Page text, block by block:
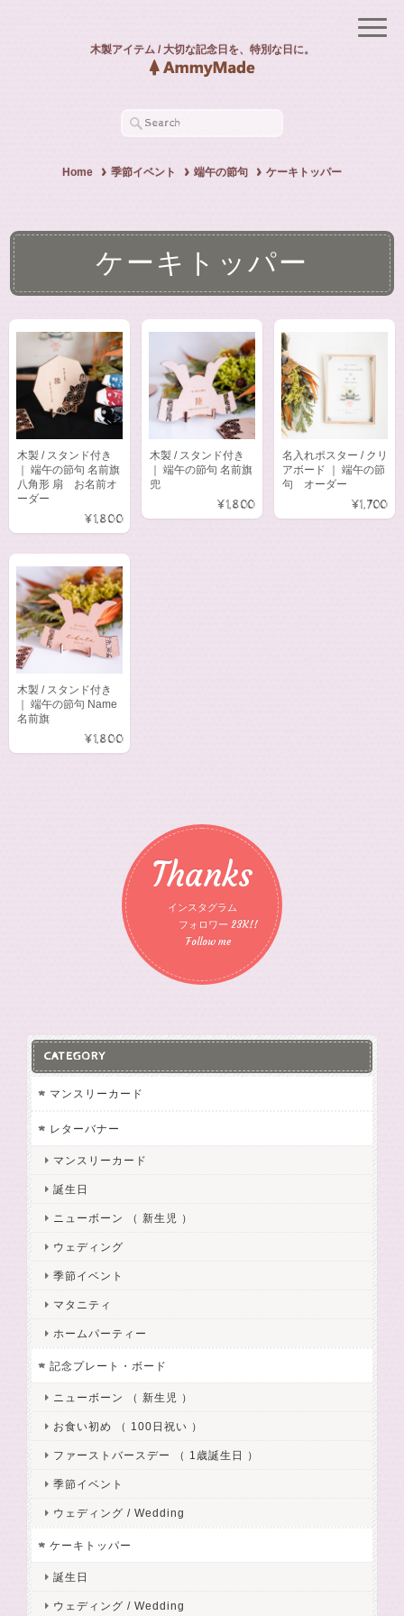
木製アイテム / 大切な記念日を、特別な日に。
Home 季節イベント 端午の節句 ケーキトッパー
ケーキトッパー
木製 / スタンド付き
｜ 端午の節句 名前旗
八角形 扇 お名前オ
ーダー
¥1,800
木製 / スタンド付き
｜ 端午の節句 名前旗
兜
¥1,800
名入れポスター / クリ
アボード ｜ 端午の節
句 オーダー
¥1,700
木製 / スタンド付き
｜ 端午の節句 Name
名前旗
¥1,800
Thanks
インスタグラム
フォロワー 23K!!
Follow me
CATEGORY
マンスリーカード
レターバナー
マンスリーカード
誕生日
ニューボーン （ 新生児 ）
ウェディング
季節イベント
マタニティ
ホームパーティー
記念プレート・ボード
ニューボーン （ 新生児 ）
お食い初め （ 100日祝い ）
ファーストバースデー （ 1歳誕生日 ）
季節イベント
ウェディング / Wedding
ケーキトッパー
誕生日
ウェディング / Wedding